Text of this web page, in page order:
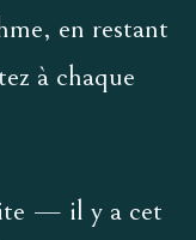
en restant
à chaque
— il y a cet